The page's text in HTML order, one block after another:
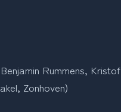
Rummens, Kristof
Zonhoven)